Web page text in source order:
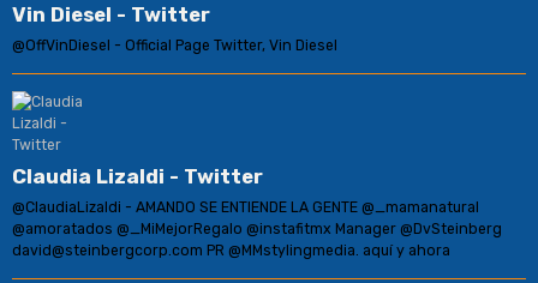
Vin Diesel - Twitter
@OffVinDiesel - Official Page Twitter, Vin Diesel
Claudia Lizaldi - Twitter
@ClaudiaLizaldi - AMANDO SE ENTIENDE LA GENTE @_mamanatural
@amoratados @_MiMejorRegalo @instafitmx Manager @DvSteinberg
david@steinbergcorp.com PR @MMstylingmedia. aquí y ahora